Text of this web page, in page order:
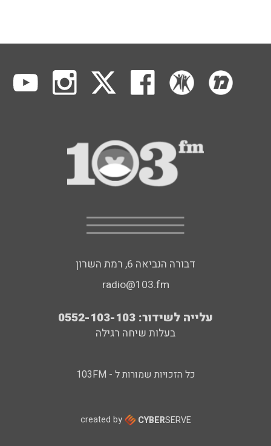
דבורה הנביאה 6, רמת השרון
radio@103.fm
עלייה לשידור: 0552-103-103
בעלות שיחה רגילה
כל הזכויות שמורות ל - 103FM
created by CYBERSERVE